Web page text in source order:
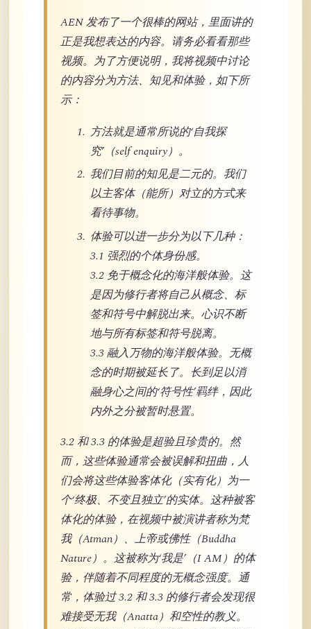
AEN 发布了一个很棒的网站，里面讲的
正是我想表达的内容。请务必看看那些
视频。为了方便说明，我将视频中讨论
的内容分为方法、知见和体验，如下所
示：
方法就是通常所说的‘自我探
究’（self enquiry）。
我们目前的知见是二元的。我们
以主客体（能所）对立的方式来
看待事物。
体验可以进一步分为以下几种：
3.1 强烈的个体身份感。
3.2 免于概念化的海洋般体验。这
是因为修行者将自己从概念、标
签和符号中解脱出来。心识不断
地与所有标签和符号脱离。
3.3 融入万物的海洋般体验。无概
念的时期被延长了。长到足以消
融身心之间的‘符号性’羁绊，因此
内外之分被暂时悬置。
3.2 和 3.3 的体验是超验且珍贵的。然
而，这些体验通常会被误解和扭曲，人
们会将这些体验客体化（实有化）为一
个‘终极、不变且独立’的实体。这种被客
体化的体验，在视频中被演讲者称为梵
我（Atman）、上帝或佛性（Buddha
Nature）。这被称为‘我是’（I AM）的体
验，伴随着不同程度的无概念强度。通
常，体验过 3.2 和 3.3 的修行者会发现很
难接受无我（Anatta）和空性的教义。